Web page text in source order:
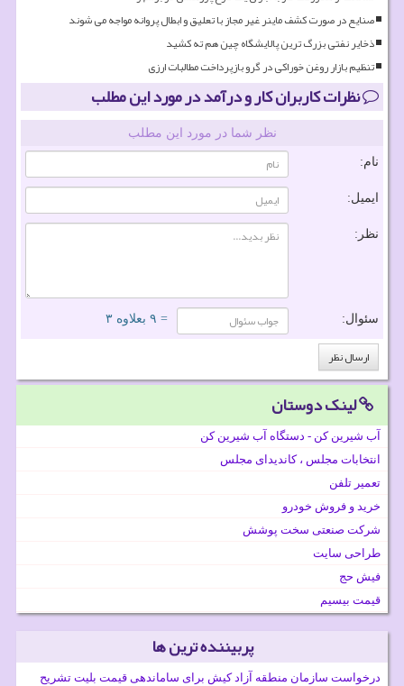
صنایع در صورت کشف ماینر غیر مجاز با تعلیق و ابطال پروانه مواجه می شوند
ذخایر نفتی بزرگ ترین پالایشگاه چین هم ته کشید
تنظیم بازار روغن خوراکی در گرو بازپرداخت مطالبات ارزی
نظرات کاربران کار و درآمد در مورد این مطلب
نظر شما در مورد این مطلب
نام:
ایمیل:
نظر:
سئوال: = ۹ بعلاوه ۳
لینک دوستان
آب شیرین کن - دستگاه آب شیرین کن
انتخابات مجلس ، کاندیدای مجلس
تعمیر تلفن
خرید و فروش خودرو
شرکت صنعتی سخت پوشش
طراحی سایت
فیش حج
قیمت بیسیم
پربیننده ترین ها
درخواست سازمان منطقه آزاد کیش برای ساماندهی قیمت بلیت تشریح